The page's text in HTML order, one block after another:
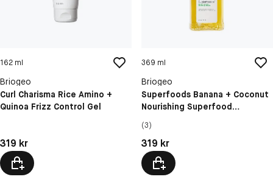
162 ml
Briogeo
Curl Charisma Rice Amino +
Quinoa Frizz Control Gel
Pris: 319 kr
319 kr
369 ml
Briogeo
Superfoods Banana + Coconut
Nourishing Superfood
(3)
Pris: 319 kr
319 kr